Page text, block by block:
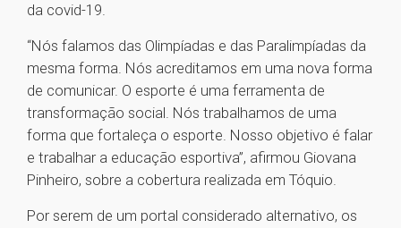
da covid-19.
“Nós falamos das Olimpíadas e das Paralimpíadas da
mesma forma. Nós acreditamos em uma nova forma
de comunicar. O esporte é uma ferramenta de
transformação social. Nós trabalhamos de uma
forma que fortaleça o esporte. Nosso objetivo é falar
e trabalhar a educação esportiva”, afirmou Giovana
Pinheiro, sobre a cobertura realizada em Tóquio.
Por serem de um portal considerado alternativo, os